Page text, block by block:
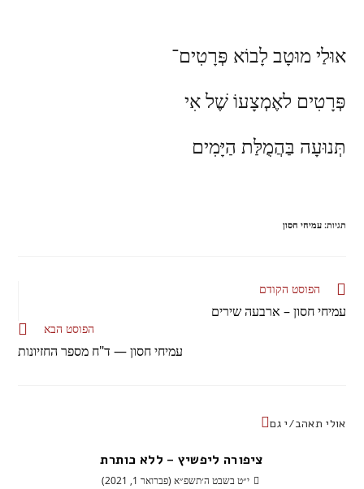
אוּלַי מוּטָב לָבוֹא פְּרָטִים־
פְּרָטִים לאֶמְצָעוֹ שֶׁל אִי
תְּנוּעָה בַּהֲמֻלַּת הַיָּמִים
תגיות:עמיחי חסון
הפוסט הקודם
עמיחי חסון – ארבעה שירים
הפוסט הבא
עמיחי חסון — ד"ח מספר החזיונות
אולי תאהב/י גם
ציפורה ליפשיץ – ללא כותרת
י״ט בשבט ה׳תשפ״א (פברואר 1, 2021)